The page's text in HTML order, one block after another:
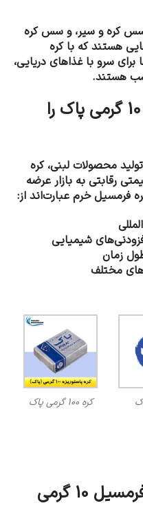
کره و سیر، و سس کره
هستند که با کره
سرو با غذاهای دریایی،
هستند.
چرا کره حیوانی فرمسیل 10 گرمی پاک را
محصولات لبنی، کره
رقابتی به بازار عرضه
فرمسیل خرم عبارت‌اند از:
شیمیایی
زمان
مختلف
کره 100 گرمی پاک
خرید عمده کره حیوانی فرمسیل 10 گرمی